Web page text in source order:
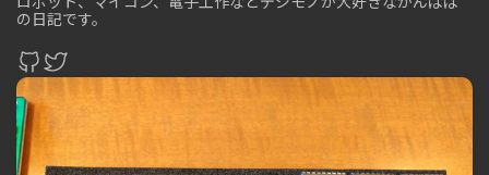
の日記です。